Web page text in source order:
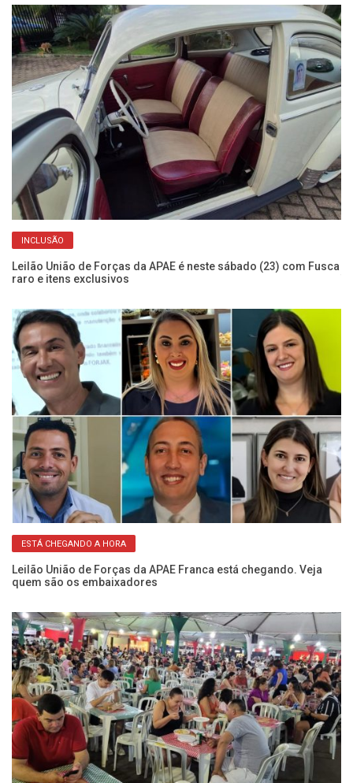
INCLUSÃO
Leilão União de Forças da APAE é neste sábado (23) com Fusca
raro e itens exclusivos
ESTÁ CHEGANDO A HORA
Leilão União de Forças da APAE Franca está chegando. Veja
quem são os embaixadores